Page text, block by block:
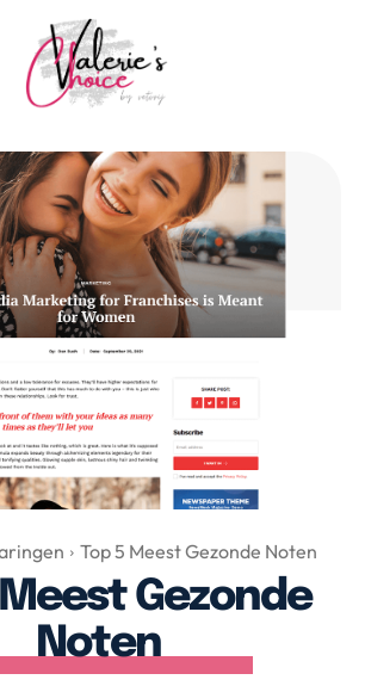
Travel & Culture
Food & Drinks
& Opmerkelijk
Sport & Duurzaamheid
Gadgets & Tech
Top 5 van Valerie
Health & Beauty
Huis & Tuin
Nieuws & Media
Over Valerie
De Top 5
Top 5 Meest Gezonde Noten
Gezonde
Noten